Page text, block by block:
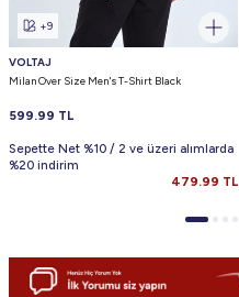
+9
VOLTAJ
Milan Over Size Men's T-Shirt Black
599.99 TL
Sepette Net %10 / 2 ve üzeri alımlarda
%20 indirim
479.99 TL